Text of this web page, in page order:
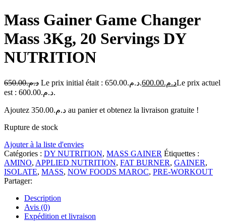
Mass Gainer Game Changer
Mass 3Kg, 20 Servings DY
NUTRITION
د.م.650.00 Le prix initial était : د.م.650.00. د.م.600.00
Le prix actuel
est : د.م.600.00.
Ajoutez د.م.350.00
au panier et obtenez la livraison gratuite !
Rupture de stock
Ajouter à la liste d'envies
Catégories : DY NUTRITION, MASS GAINER Étiquettes :
AMINO, APPLIED NUTRITION, FAT BURNER, GAINER,
ISOLATE, MASS, NOW FOODS MAROC, PRE-WORKOUT
Partager:
Description
Avis (0)
Expédition et livraison